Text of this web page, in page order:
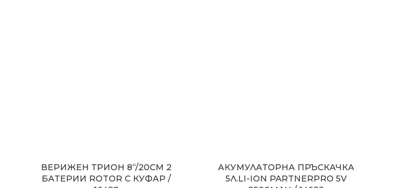
ВЕРИЖЕН ТРИОН 8“/20СМ 2
БАТЕРИИ ROTOR С КУФАР /
АКУМУЛАТОРНА ПРЪСКАЧКА
5Л.LI-ION PARTNERPRO 5V